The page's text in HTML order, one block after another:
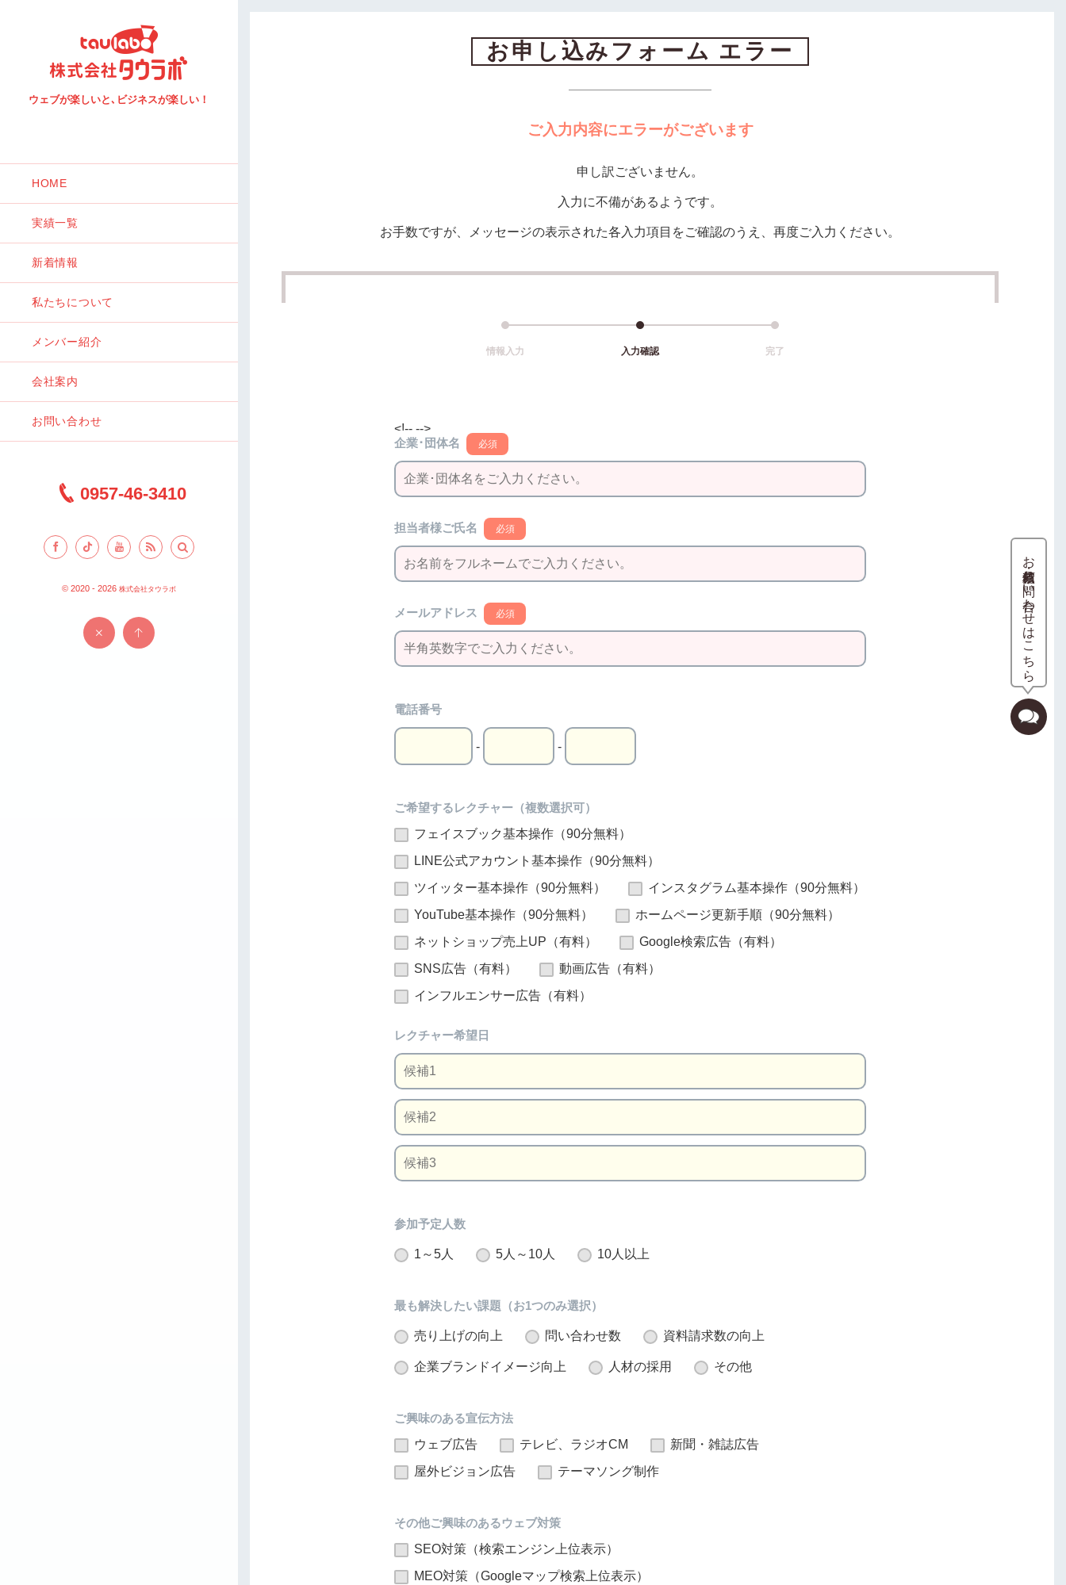
お見積依頼・お問い合わせはこちら
ウェブが楽しいと､ビジネスが楽しい！
HOME
実績一覧
新着情報
私たちについて
メンバー紹介
会社案内
お問い合わせ
0957-46-3410
© 2020 - 2026 株式会社タウラボ
お申し込みフォーム エラー
ご入力内容にエラーがございます
申し訳ございません。
入力に不備があるようです。
お手数ですが、メッセージの表示された各入力項目をご確認のうえ、再度ご入力ください。
情報入力 入力確認 完了
<!-- -->
企業･団体名
必須
担当者様ご氏名 必須
メールアドレス 必須
電話番号
- -
ご希望するレクチャー（複数選択可）
フェイスブック基本操作（90分無料）
LINE公式アカウント基本操作（90分無料）
ツイッター基本操作（90分無料）
インスタグラム基本操作（90分無料）
YouTube基本操作（90分無料）
ホームページ更新手順（90分無料）
ネットショップ売上UP（有料）
Google検索広告（有料）
SNS広告（有料）
動画広告（有料）
インフルエンサー広告（有料）
レクチャー希望日
参加予定人数
1～5人 5人～10人 10人以上
最も解決したい課題（お1つのみ選択）
売り上げの向上 問い合わせ数 資料請求数の向上
企業ブランドイメージ向上 人材の採用 その他
ご興味のある宣伝方法
ウェブ広告
テレビ、ラジオCM
新聞・雑誌広告
屋外ビジョン広告
テーマソング制作
その他ご興味のあるウェブ対策
SEO対策（検索エンジン上位表示）
MEO対策（Googleマップ検索上位表示）